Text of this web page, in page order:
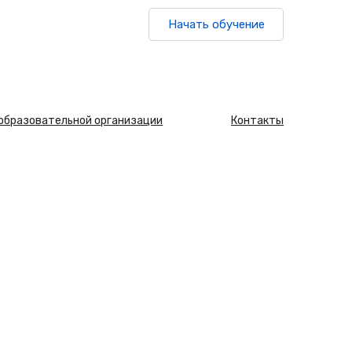
Начать обучение
организации Контакты